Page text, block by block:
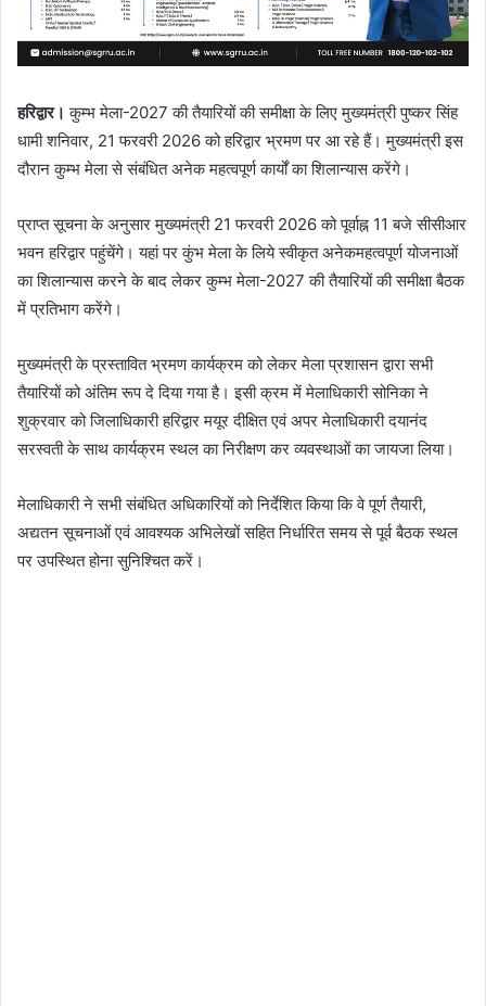
हरिद्वार। कुम्भ मेला-2027 की तैयारियों की समीक्षा के लिए मुख्यमंत्री पुष्कर सिंह
धामी शनिवार, 21 फरवरी 2026 को हरिद्वार भ्रमण पर आ रहे हैं। मुख्यमंत्री इस
दौरान कुम्भ मेला से संबंधित अनेक महत्वपूर्ण कार्यों का शिलान्यास करेंगे।
प्राप्त सूचना के अनुसार मुख्यमंत्री 21 फरवरी 2026 को पूर्वाह्न 11 बजे सीसीआर
भवन हरिद्वार पहुंचेंगे। यहां पर कुंभ मेला के लिये स्वीकृत अनेकमहत्वपूर्ण योजनाओं
का शिलान्यास करने के बाद लेकर कुम्भ मेला-2027 की तैयारियों की समीक्षा बैठक
में प्रतिभाग करेंगे।
मुख्यमंत्री के प्रस्तावित भ्रमण कार्यक्रम को लेकर मेला प्रशासन द्वारा सभी
तैयारियों को अंतिम रूप दे दिया गया है। इसी क्रम में मेलाधिकारी सोनिका ने
शुक्रवार को जिलाधिकारी हरिद्वार मयूर दीक्षित एवं अपर मेलाधिकारी दयानंद
सरस्वती के साथ कार्यक्रम स्थल का निरीक्षण कर व्यवस्थाओं का जायजा लिया।
मेलाधिकारी ने सभी संबंधित अधिकारियों को निर्देशित किया कि वे पूर्ण तैयारी,
अद्यतन सूचनाओं एवं आवश्यक अभिलेखों सहित निर्धारित समय से पूर्व बैठक स्थल
पर उपस्थित होना सुनिश्चित करें।